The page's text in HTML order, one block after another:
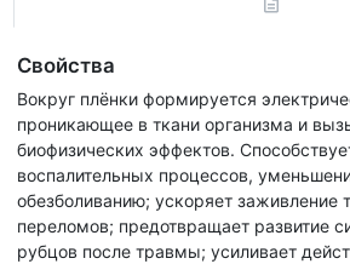
Свойства
Вокруг плёнки формируется
проникающее в ткани организма и
биофизических эффектов.
воспалительных процессов,
обезболиванию; ускоряет заживление
переломов; предотвращает развитие
рубцов после травмы; усиливает